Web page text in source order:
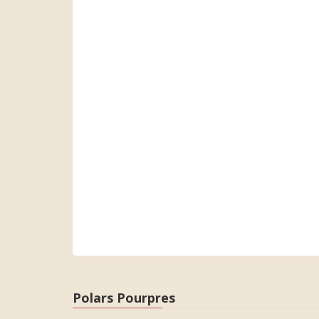
Polars Pourpres